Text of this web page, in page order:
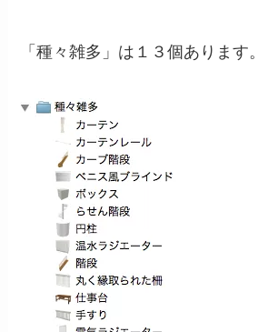
「種々雑多」は１３個あります。